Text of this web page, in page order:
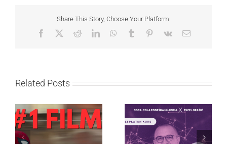
Share This Story, Choose Your Platform!
Facebook RedditLinkedInWhatsApp
Tumblr Pinterest
Vk Email
Related Posts
Najuspešnije otvaranje
studijskog filma u Srbiji:
Priključi se besplatnoj
regionalnoj AI edukaciji